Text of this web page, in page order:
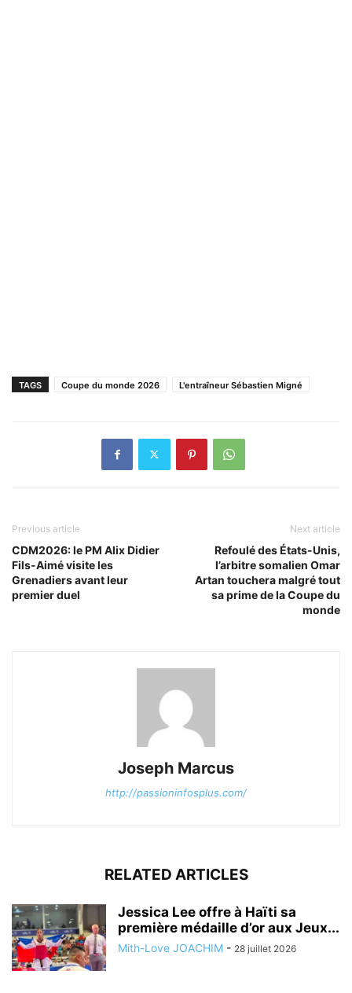
TAGS Coupe du monde 2026 L'entraîneur Sébastien Migné
Previous article
CDM2026: le PM Alix Didier
Fils-Aimé visite les
Grenadiers avant leur
premier duel
Next article
Refoulé des États-Unis,
l’arbitre somalien Omar
Artan touchera malgré tout
sa prime de la Coupe du
monde
Joseph Marcus
http://passioninfosplus.com/
RELATED ARTICLES
Jessica Lee offre à Haïti sa
première médaille d’or aux Jeux...
Mith-Love JOACHIM - 28 juillet 2026